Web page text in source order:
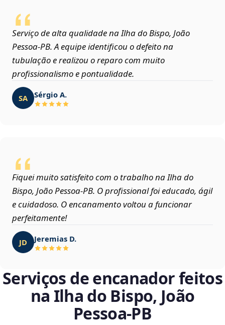
Serviço de alta qualidade na Ilha do Bispo, João
Pessoa‑PB. A equipe identificou o defeito na
tubulação e realizou o reparo com muito
profissionalismo e pontualidade.
SA Sérgio A.
Fiquei muito satisfeito com o trabalho na Ilha do
Bispo, João Pessoa‑PB. O profissional foi educado, ágil
e cuidadoso. O encanamento voltou a funcionar
perfeitamente!
JD Jeremias D.
Serviços de encanador feitos
na Ilha do Bispo, João
Pessoa‑PB